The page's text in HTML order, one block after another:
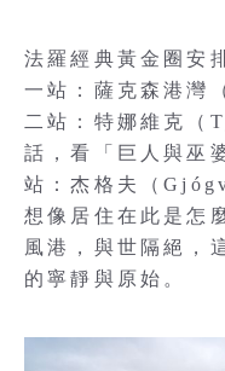
法羅經典黃金圈安
一站：薩克森港灣
二站：特娜維克（
話，看「巨人與巫
站：杰格夫（
想像居住在此是怎
風港，與世隔絕，
的寧靜與原始。